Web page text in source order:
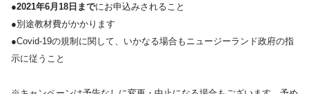
●2021年6月18日までにお申込みされること
●別途教材費がかかります
●Covid-19の規制に関して、いかなる場合もニュージーランド政府の指
示に従うこと